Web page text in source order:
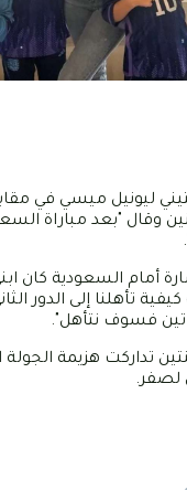
ليونيل ميسي في
وقال "بعد مباراة
أمام السعودية كان
تأهلنا إلى الدور
فسوف نتأهل".
تداركت هزيمة
لصفر.